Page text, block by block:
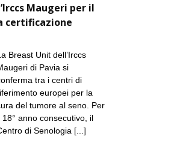
Maugeri per il
certificazione
Breast Unit dell’Irccs
di Pavia si
tra i centri di
europei per la
del tumore al seno. Per
18° anno consecutivo, il
di Senologia [...]